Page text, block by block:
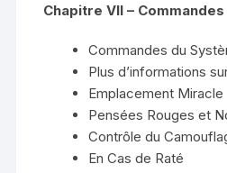
Chapitre VII –
Commandes du
Plus d’informations
Emplacement Miracle
Pensées Rouges et
Contrôle du
En Cas de Raté